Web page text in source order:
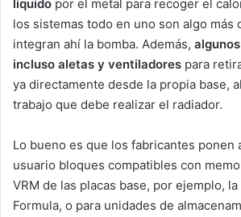
líquido por el metal para recoger el
los sistemas todo en uno son algo más
integran ahí la bomba. Además,
incluso aletas y ventiladores para
ya directamente desde la propia base,
trabajo que debe realizar el radiador.
Lo bueno es que los fabricantes ponen
usuario bloques compatibles con
VRM de las placas base, por ejemplo,
Formula, o para unidades de